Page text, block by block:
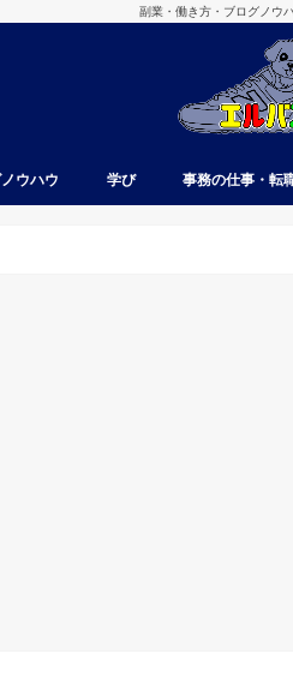
副業・働き方・ブログノウ
ウハウ 学び 事務の仕事・転